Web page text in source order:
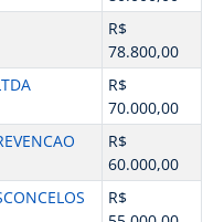
R$
78.800,00
R$
70.000,00
R$
60.000,00
R$